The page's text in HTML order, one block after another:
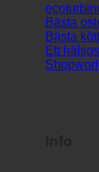
Bästa
Bästa
Ett